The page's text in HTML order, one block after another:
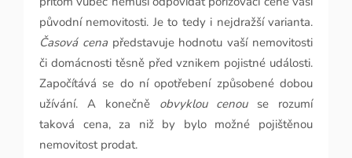
původní nemovitosti. Je to tedy i nejdražší varianta.
Časová cenapředstavuje hodnotu vaší nemovitosti
či domácnosti těsně před vznikem pojistné události.
Započítává se do ní opotřebení způsobené dobou
užívání. A konečně obvyklou cenou se rozumí
taková cena, za niž by bylo možné pojištěnou
nemovitost prodat.